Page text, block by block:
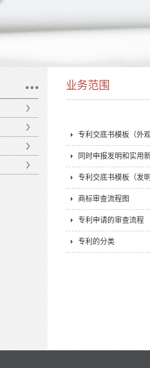
业务范围
专利交底书模板（外
同时申报发明和实用
专利交底书模板（发
商标审查流程图
专利申请的审查流程
专利的分类